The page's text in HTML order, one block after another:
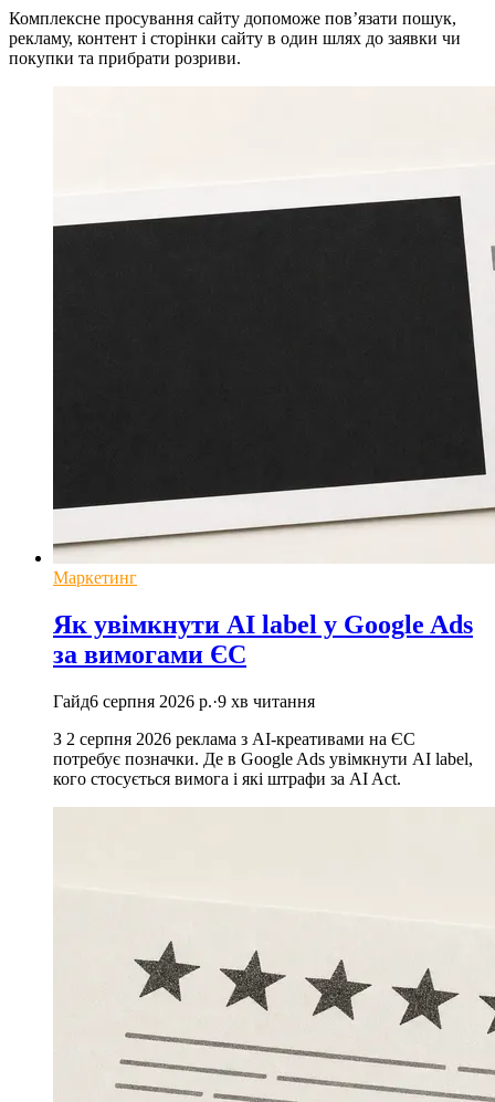
Комплексне просування сайту допоможе пов’язати пошук,
рекламу, контент і сторінки сайту в один шлях до заявки чи
покупки та прибрати розриви.
Маркетинг
Як увімкнути AI label у Google Ads
за вимогами ЄС
Гайд6 серпня 2026 р.·9 хв читання
З 2 серпня 2026 реклама з AI-креативами на ЄС
потребує позначки. Де в Google Ads увімкнути AI label,
кого стосується вимога і які штрафи за AI Act.